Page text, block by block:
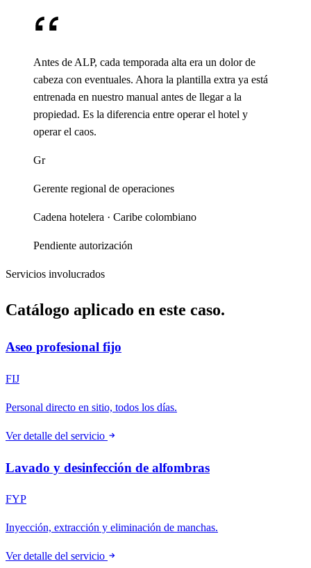
Antes de ALP, cada temporada alta era un dolor de
cabeza con eventuales. Ahora la plantilla extra ya está
entrenada en nuestro manual antes de llegar a la
propiedad. Es la diferencia entre operar el hotel y
operar el caos.
Gr
Gerente regional de operaciones
Cadena hotelera · Caribe colombiano
Pendiente autorización
Servicios involucrados
Catálogo aplicado en este caso.
Aseo profesional fijo
FIJ
Personal directo en sitio, todos los días.
Ver detalle del servicio
Lavado y desinfección de alfombras
FYP
Inyección, extracción y eliminación de manchas.
Ver detalle del servicio